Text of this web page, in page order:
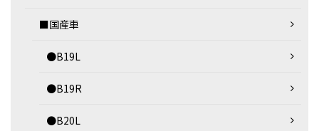
■国産車
●B19L
●B19R
●B20L